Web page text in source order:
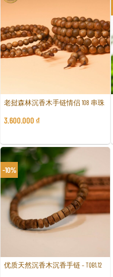
老挝森林沉香木手链情侣 108 串珠
3.600.000 ₫
-10%
优质天然沉香木沉香手链 – TQB1.12